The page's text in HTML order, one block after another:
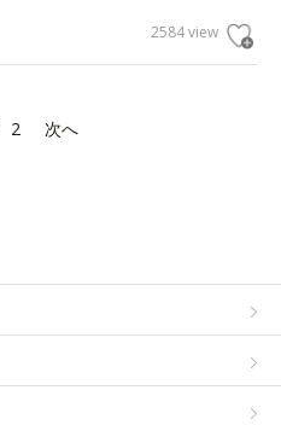
2584 view
2 次へ